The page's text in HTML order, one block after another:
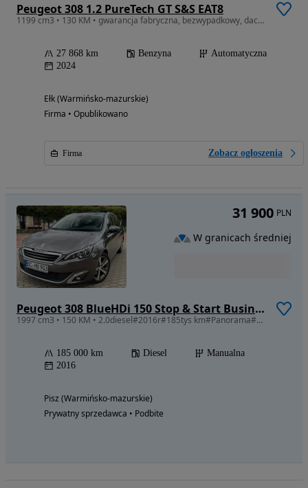
Peugeot 308 1.2 PureTech GT S&S EAT8
1199 cm3 • 130 KM • gwarancja fabryczna, bezwypadkowy, dach panoramiczny/elektryczny, GT
27 868 km Benzyna
Automatyczna
2024
Ełk (Warmińsko-mazurskie)
Firma • Opublikowano
Firma Zobacz ogłoszenia
Peugeot 308 BlueHDi 150 Stop & Start Business-Line
1997 cm3 • 150 KM • 2.0diesel#2016r#185tys km#Panorama#stan BDB#
185 000 km Diesel
Manualna
2016
Pisz (Warmińsko-mazurskie)
Prywatny sprzedawca • Podbite
31 900 PLN
W granicach średniej